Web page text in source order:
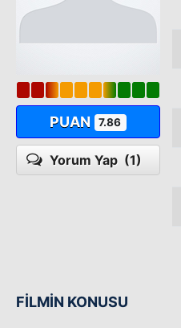
PUAN 7.86
Yorum Yap (1)
FİLMİN KONUSU